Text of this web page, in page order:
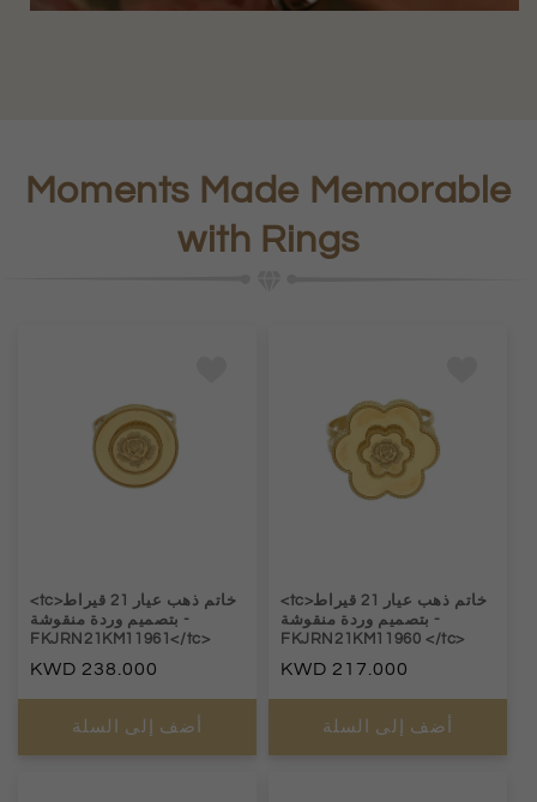
Moments Made Memorable
with Rings
<tc>خاتم ذهب عيار 21 قيراط
بتصميم وردة منقوشة -
FKJRN21KM11961</tc>
السعر
العادي
238.000
أضف إلى السلة
<tc>خاتم ذهب عيار 21 قيراط
بتصميم وردة منقوشة -
FKJRN21KM11960 </tc>
السعر
العادي
217.000
أضف إلى السلة